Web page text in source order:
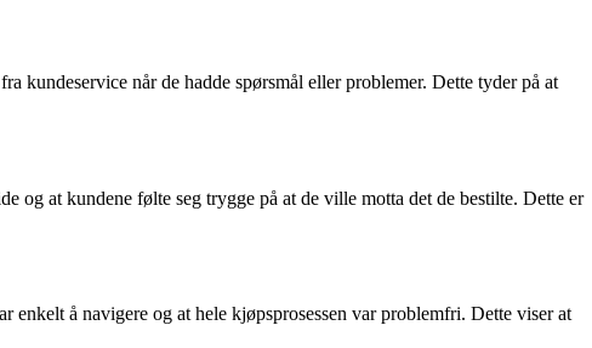
når de hadde spørsmål eller problemer. Dette tyder på at
og at kundene følte seg trygge på at de ville motta det de bestilte. Dette er
å navigere og at hele kjøpsprosessen var problemfri. Dette viser at